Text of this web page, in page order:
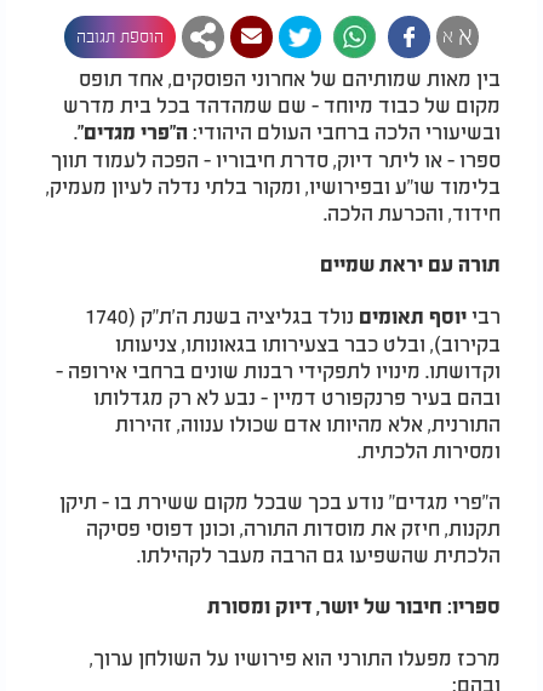
א א הוספת תגובה
בין מאות שמותיהם של אחרוני הפוסקים, אחד תופס
מקום של כבוד מיוחד - שם שמהדהד בכל בית מדרש
ובשיעורי הלכה ברחבי העולם היהודי: ה"פרי מגדים"
.
ספרו - או ליתר דיוק, סדרת חיבוריו - הפכה לעמוד תווך
בלימוד שו"ע ובפירושיו, ומקור בלתי נדלה לעיון מעמיק,
חידוד, והכרעת הלכה.
תורה עם יראת שמיים
רבייוסף תאומים
נולד בגליציה בשנת ה'ת"ק (1740
בקירוב), ובלט כבר בצעירותו בגאונותו, צניעותו
וקדושתו. מינויו לתפקידי רבנות שונים ברחבי אירופה -
ובהם בעיר פרנקפורט דמיין - נבע לא רק מגדלותו
התורנית, אלא מהיותו אדם שכולו ענווה, זהירות
ומסירות הלכתית.
ה"פרי מגדים" נודע בכך שבכל מקום ששירת בו - תיקן
תקנות, חיזק את מוסדות התורה, וכונן דפוסי פסיקה
הלכתית שהשפיעו גם הרבה מעבר לקהילתו.
ספריו: חיבור של יושר, דיוק ומסורת
מרכז מפעלו התורני הוא פירושיו על השולחן ערוך,
ובהם: